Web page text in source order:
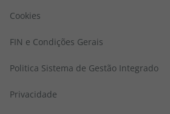
Cookies
FIN e Condições Gerais
Politica Sistema de Gestão Integrado
Privacidade